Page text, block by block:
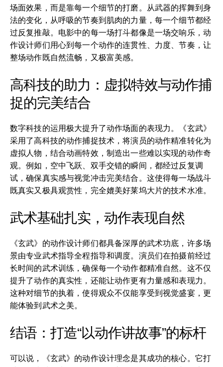
场面效果，而是靠每一个细节的打磨。从武器的挥舞到身
法的变化，从呼吸的节奏到肌肉的力量，每一个细节都经
过反复推敲。电影中的每一场打斗都像是一场交响乐，动
作设计师们用心到每一个动作的连贯性、力度、节奏，让
整场动作既自然流畅，又极富美感。
高科技的助力：虚拟特效与动作捕
捉的完美结合
数字科技的运用极大提升了动作场面的表现力。《玄武》
采用了高科技的动作捕捉技术，将演员的动作精准转化为
虚拟人物，结合动画特效，制造出一些难以实现的动作奇
观。例如，空中飞跃、双手交错的瞬间，都经过反复调
试，确保真实感与视觉冲击完美结合。这使得每一场战斗
既真实又极具观赏性，完全媲美好莱坞大片的技术水准。
武术基础扎实，动作表现自然
《玄武》的动作设计师们都具备深厚的武术功底，许多场
景由专业武术指导全程指导和调度。演员们在拍摄前经过
长时间的武术训练，确保每一个动作都精准自然。这不仅
提升了动作的真实性，还能让动作更有力量感和表现力。
这种对细节的执着，使得观众不仅能享受到视觉盛宴，更
能体验到武术之美。
结语：打造“以动作讲故事”的标杆
可以说，《玄武》的动作设计理念是其成功的核心。它打